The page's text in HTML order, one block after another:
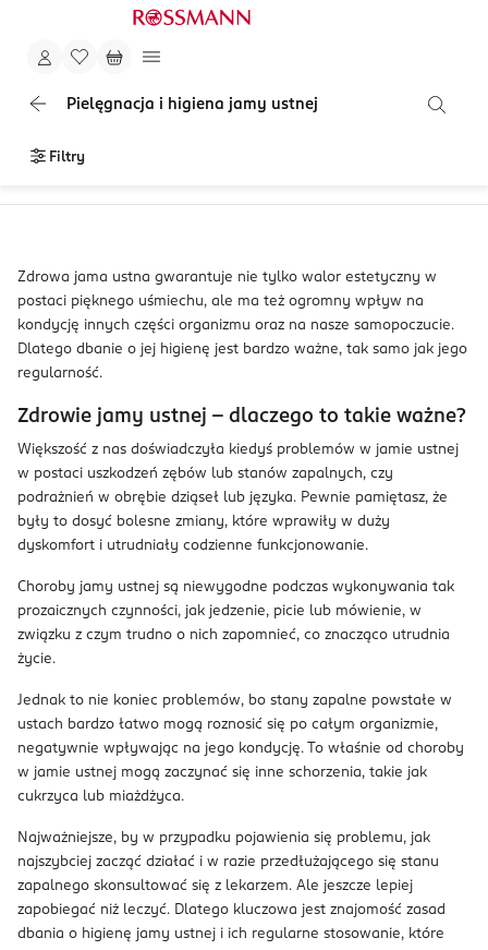
Pielęgnacja i higiena jamy ustnej
Filtry
Zdrowa jama ustna gwarantuje nie tylko walor estetyczny w
postaci pięknego uśmiechu, ale ma też ogromny wpływ na
kondycję innych części organizmu oraz na nasze samopoczucie.
Dlatego dbanie o jej higienę jest bardzo ważne, tak samo jak jego
regularność.
Zdrowie jamy ustnej – dlaczego to takie ważne?
Większość z nas doświadczyła kiedyś problemów w jamie ustnej
w postaci uszkodzeń zębów lub stanów zapalnych, czy
podrażnień w obrębie dziąseł lub języka. Pewnie pamiętasz, że
były to dosyć bolesne zmiany, które wprawiły w duży
dyskomfort i utrudniały codzienne funkcjonowanie.
Choroby jamy ustnej są niewygodne podczas wykonywania tak
prozaicznych czynności, jak jedzenie, picie lub mówienie, w
związku z czym trudno o nich zapomnieć, co znacząco utrudnia
życie.
Jednak to nie koniec problemów, bo stany zapalne powstałe w
ustach bardzo łatwo mogą roznosić się po całym organizmie,
negatywnie wpływając na jego kondycję. To właśnie od choroby
w jamie ustnej mogą zaczynać się inne schorzenia, takie jak
cukrzyca lub miażdżyca.
Najważniejsze, by w przypadku pojawienia się problemu, jak
najszybciej zacząć działać i w razie przedłużającego się stanu
zapalnego skonsultować się z lekarzem. Ale jeszcze lepiej
zapobiegać niż leczyć. Dlatego kluczowa jest znajomość zasad
dbania o higienę jamy ustnej i ich regularne stosowanie, które